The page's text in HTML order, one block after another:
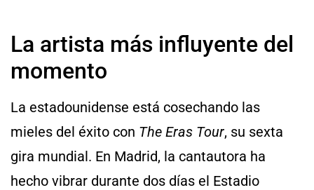
La artista más influyente del
momento
La estadounidense está cosechando las
mieles del éxito con The Eras Tour, su sexta
gira mundial. En Madrid, la cantautora ha
hecho vibrar durante dos días el Estadio